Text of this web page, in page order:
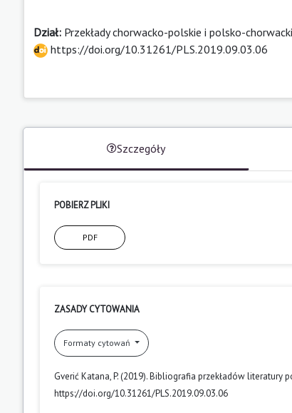
Dział: Przekłady chorwacko-polskie i polsko-
https://doi.org/10.31261/PLS.2019.09.03.06
Szczegóły
POBIERZ PLIKI
PDF
ZASADY CYTOWANIA
Formaty cytowań
Gverić Katana, P. (2019). Bibliografia przekładów literatury
https://doi.org/10.31261/PLS.2019.09.03.06